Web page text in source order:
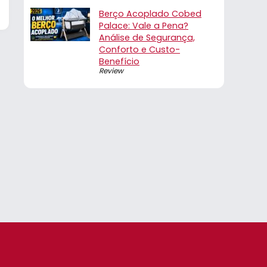
Berço Acoplado Cobed
Palace: Vale a Pena?
Análise de Segurança,
Conforto e Custo-
Benefício
Review